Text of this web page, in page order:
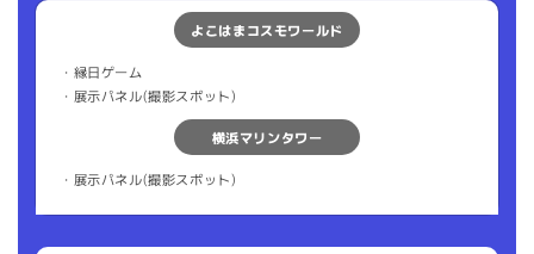
よこはまコスモワールド
・縁日ゲーム
・展示パネル(撮影スポット)
横浜マリンタワー
・展示パネル(撮影スポット)